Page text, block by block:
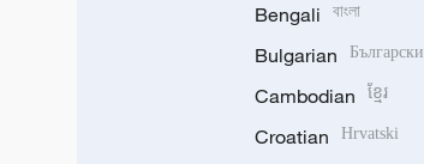
Bengali বাংলা
Bulgarian Български
Cambodian ខ្មែរ
Croatian Hrvatski